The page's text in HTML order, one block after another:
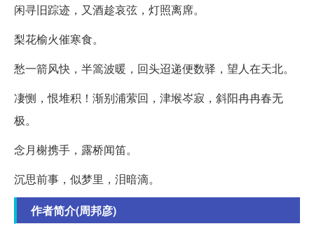
闲寻旧踪迹，又酒趁哀弦，灯照离席。
梨花榆火催寒食。
愁一箭风快，半篙波暖，回头迢递便数驿，望人在天北。
凄恻，恨堆积！渐别浦萦回，津堠岑寂，斜阳冉冉春无
极。
念月榭携手，露桥闻笛。
沉思前事，似梦里，泪暗滴。
作者简介(周邦彦)